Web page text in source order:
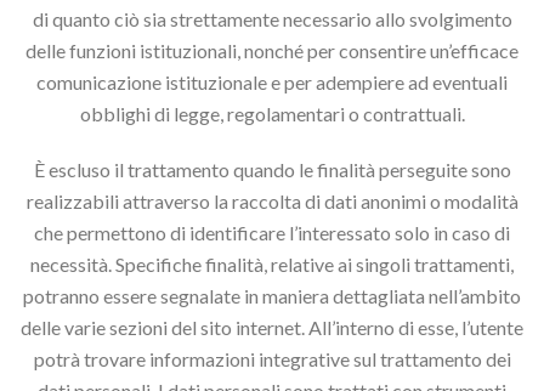
di quanto ciò sia strettamente necessario allo svolgimento
delle funzioni istituzionali, nonché per consentire un’efficace
comunicazione istituzionale e per adempiere ad eventuali
obblighi di legge, regolamentari o contrattuali.
È escluso il trattamento quando le finalità perseguite sono
realizzabili attraverso la raccolta di dati anonimi o modalità
che permettono di identificare l’interessato solo in caso di
necessità. Specifiche finalità, relative ai singoli trattamenti,
potranno essere segnalate in maniera dettagliata nell’ambito
delle varie sezioni del sito internet. All’interno di esse, l’utente
potrà trovare informazioni integrative sul trattamento dei